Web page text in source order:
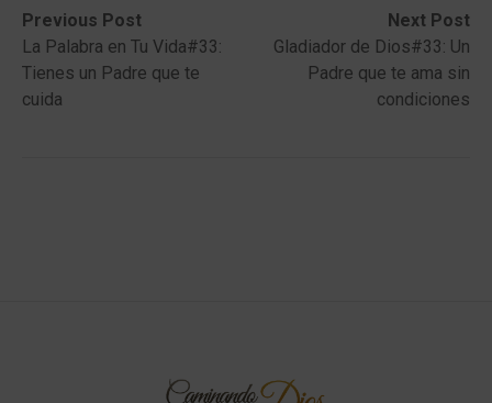
Post
navigation
Previous Post
Previous
post:La Palabra en Tu Vida#33:
Tienes un Padre que te
cuida
Next Post
Next
post:
Gladiador de Dios#33: Un
Padre que te ama sin
condiciones